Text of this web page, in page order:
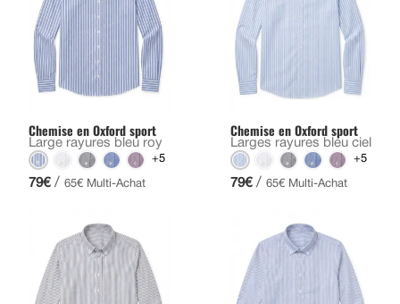
Chemise en Oxford sport
Large rayures bleu roy
+5
79€ / 65€ Multi-Achat
Chemise en Oxford sport
Larges rayures bleu ciel
+5
79€ / 65€ Multi-Achat